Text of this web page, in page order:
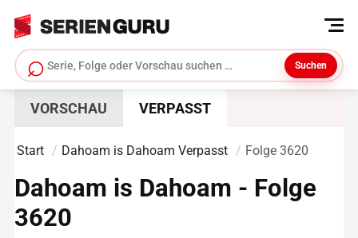
⌕
Serie suchen
Suchen
VORSCHAU VERPASST
Start Dahoam is Dahoam Verpasst Folge 3620
Dahoam is Dahoam - Folge
3620